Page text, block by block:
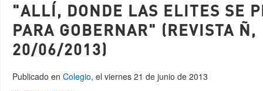
"ALLÍ, DONDE LAS ELITES SE
PARA GOBERNAR" (REVISTA Ñ,
20/06/2013)
Publicado en Colegio, el viernes 21 de junio de 2013